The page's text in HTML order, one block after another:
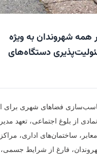
همه شهروندان به ویژه
دستگاه‌های
فضاهای شهری برای
از بلوغ اجتماعی، تعهد
ساختمان‌های اداری، مراکز
فارغ از شرایط جسمی،